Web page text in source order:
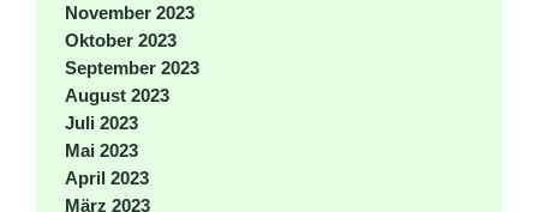
November 2023
Oktober 2023
September 2023
August 2023
Juli 2023
Mai 2023
April 2023
März 2023